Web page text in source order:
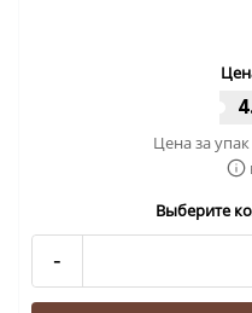
Цена за
Выберите
-